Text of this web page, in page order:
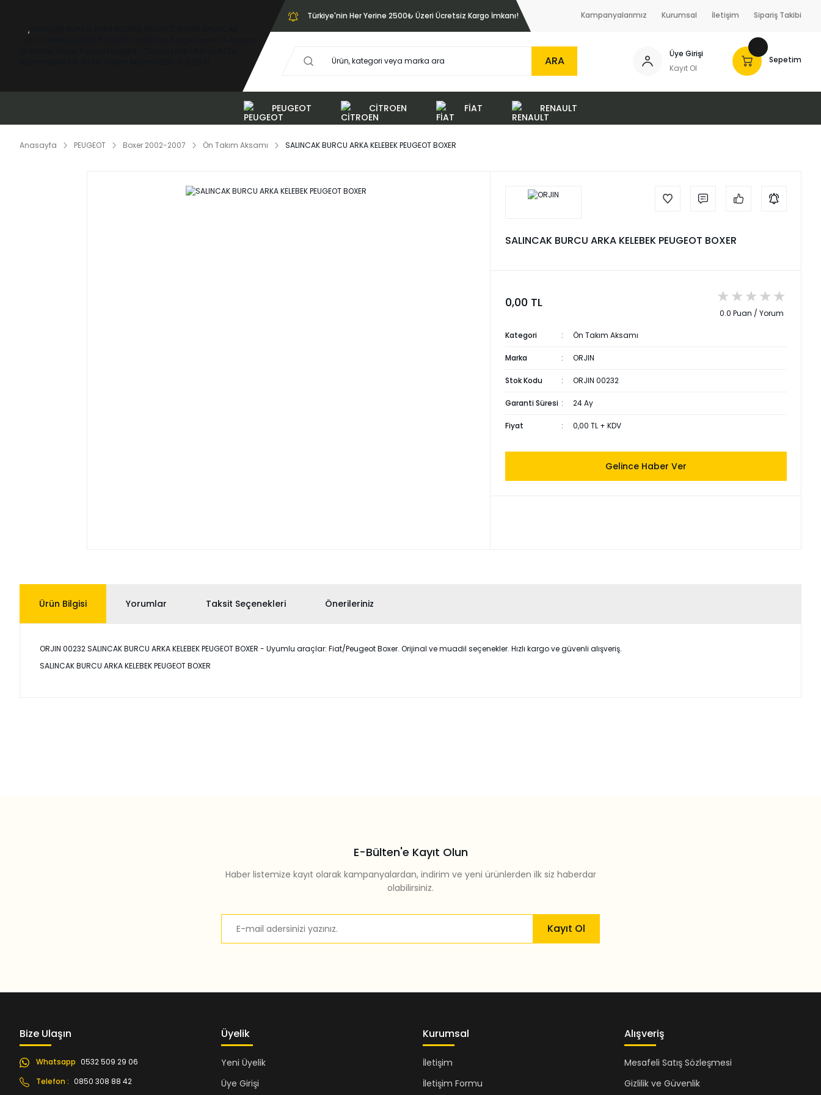
Türkiye'nin Her Yerine 2500₺ Üzeri Ücretsiz Kargo İmkanı! Kampanyalarımız Kurumsal İletişim Sipariş Takibi
ARA
Üye Girişi
Kayıt Ol
Sepetim
PEUGEOT CİTROEN FİAT RENAULT
Anasayfa PEUGEOT Boxer 2002-2007 Ön Takım Aksamı SALINCAK BURCU ARKA KELEBEK PEUGEOT BOXER
SALINCAK BURCU ARKA KELEBEK PEUGEOT BOXER
0,00 TL
0.0 Puan / Yorum
Kategori Ön Takım Aksamı
Marka ORJIN
Stok Kodu ORJIN 00232
Garanti Süresi 24 Ay
Fiyat 0,00 TL + KDV
Gelince Haber Ver
Ürün Bilgisi Yorumlar Taksit Seçenekleri Önerileriniz
ORJIN 00232 SALINCAK BURCU ARKA KELEBEK PEUGEOT BOXER - Uyumlu araçlar: Fiat/Peugeot Boxer. Orijinal ve muadil seçenekler. Hızlı kargo ve güvenli alışveriş.
SALINCAK BURCU ARKA KELEBEK PEUGEOT BOXER
Gönder
E-Bülten'e Kayıt Olun
Haber listemize kayıt olarak kampanyalardan, indirim ve yeni ürünlerden ilk siz haberdar
olabilirsiniz.
Kayıt Ol
Bize Ulaşın
Whatsapp 0532 509 29 06
Telefon : 0850 308 88 42
Üyelik
Yeni Üyelik
Üye Girişi
Kurumsal
İletişim
İletişim Formu
Alışveriş
Mesafeli Satış Sözleşmesi
Gizlilik ve Güvenlik